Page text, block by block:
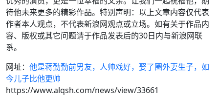
待他未来更多的精彩作品。特别声明：以上文章内容仅代表
作者本人观点，不代表新浪网观点或立场。如有关于作品内
容、版权或其它问题请于作品发表后的30日内与新浪网联
系。
网址： 他是蒋勤勤前男友，人帅戏好，娶了圈外妻生子，如
今儿子比他更帅
https://www.alqsh.com/news/view/33661